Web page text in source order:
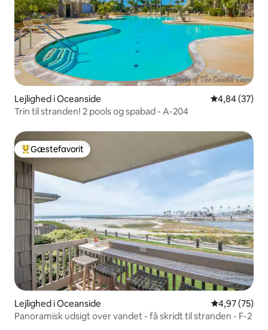
Lejlighed i Oceanside 4,84 ud af 5 i
4,84 (37)
Trin til stranden! 2 pools og spabad - A-204
Bedste gæstefavorit
Gæstefavorit
Lejlighed i Oceanside 4,97 ud af 5 i
4,97 (75)
Panoramisk udsigt over vandet - få skridt til stranden - F-2